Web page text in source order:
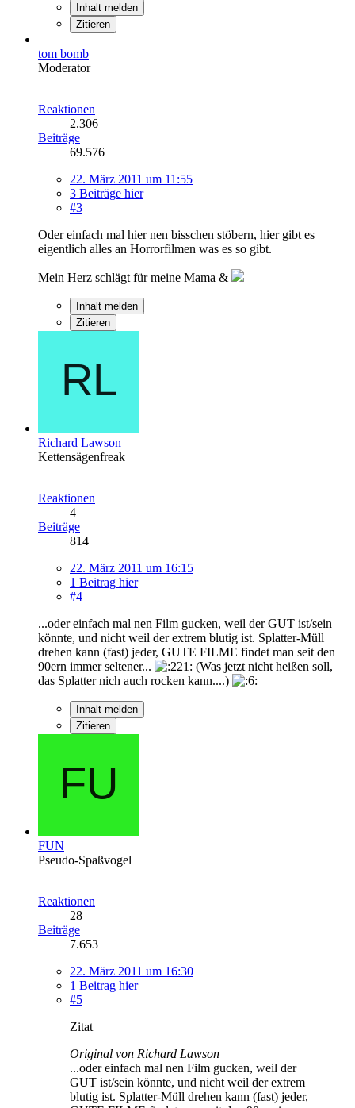
Inhalt melden
Zitieren
tom bomb
Moderator
Reaktionen
2.306
Beiträge
69.576
22. März 2011 um 11:55
3 Beiträge hier
#3
Oder einfach mal hier nen bisschen stöbern, hier gibt es
eigentlich alles an Horrorfilmen was es so gibt.
Mein Herz schlägt für meine Mama &
Inhalt melden
Zitieren
Richard Lawson
Kettensägenfreak
Reaktionen
4
Beiträge
814
22. März 2011 um 16:15
1 Beitrag hier
#4
...oder einfach mal nen Film gucken, weil der GUT ist/sein
könnte, und nicht weil der extrem blutig ist. Splatter-Müll
drehen kann (fast) jeder, GUTE FILME findet man seit den
90ern immer seltener...
(Was jetzt nicht heißen soll,
das Splatter nich auch rocken kann....)
Inhalt melden
Zitieren
FUN
Pseudo-Spaßvogel
Reaktionen
28
Beiträge
7.653
22. März 2011 um 16:30
1 Beitrag hier
#5
Zitat
Original von Richard Lawson
...oder einfach mal nen Film gucken, weil der
GUT ist/sein könnte, und nicht weil der extrem
blutig ist. Splatter-Müll drehen kann (fast) jeder,